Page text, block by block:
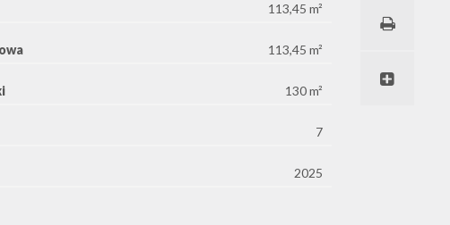
113,45 m²
113,45 m²
130 m²
7
2025